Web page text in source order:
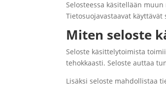
Selosteessa käsitellään
Tietosuojavastaavat
Miten seloste
Seloste käsittelytoimista
tehokkaasti. Seloste auttaa
Lisäksi seloste mahdollistaa